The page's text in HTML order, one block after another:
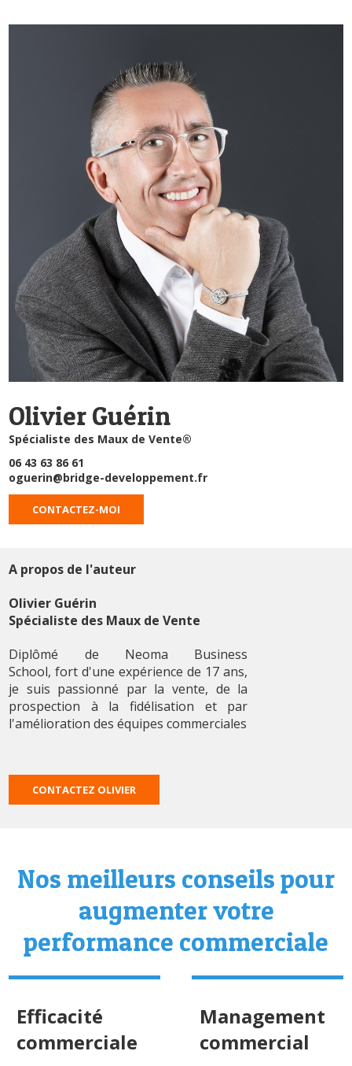
Olivier Guérin
Spécialiste des Maux de Vente®
06 43 63 86 61
oguerin@bridge-developpement.fr
CONTACTEZ-MOI
A propos de l'auteur
Olivier Guérin
Spécialiste des Maux de Vente
Diplômé de Neoma Business
School, fort d'une expérience de 17 ans,
je suis passionné par la vente, de la
prospection à la fidélisation et par
l'amélioration des équipes commerciales
CONTACTEZ OLIVIER
Nos meilleurs conseils pour
augmenter votre
performance commerciale
Efficacité
commerciale
Management
commercial